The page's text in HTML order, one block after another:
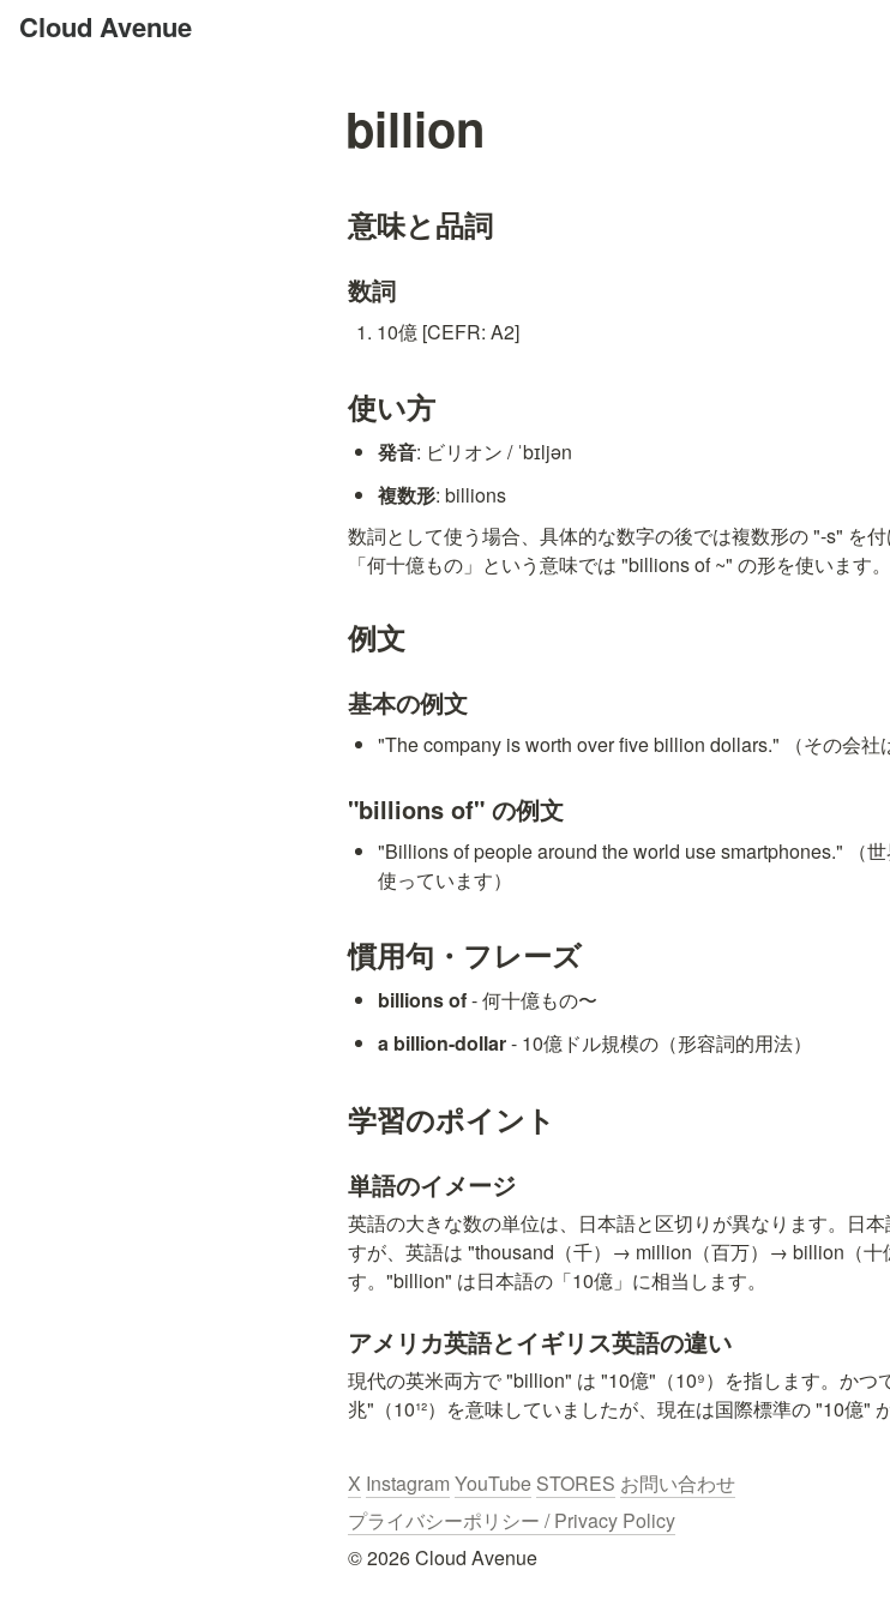
Cloud Avenue
billion
意味と品詞
数詞
10億 [CEFR: A2]
使い方
発音: ビリオン / ˈbɪljən
複数形: billions
数詞として使う場合、具体的な数字の後では複数形の "-s" を
「何十億もの」という意味では "billions of ~" の形を使います。
例文
基本の例文
"The company is worth over five billion dollars." （その会社
"billions of" の例文
"Billions of people around the world use smartphones." （
使っています）
慣用句・フレーズ
billions of - 何十億もの〜
a billion-dollar - 10億ドル規模の（形容詞的用法）
学習のポイント
単語のイメージ
英語の大きな数の単位は、日本語と区切りが異なります。日
すが、英語は "thousand（千）→ million（百万）→ billion（
す。"billion" は日本語の「10億」に相当します。
アメリカ英語とイギリス英語の違い
現代の英米両方で "billion" は "10億"（10⁹）を指します。かつ
兆"（10¹²）を意味していましたが、現在は国際標準の "10億"
X Instagram YouTube STORES お問い合わせ
プライバシーポリシー / Privacy Policy
© 2026 Cloud Avenue